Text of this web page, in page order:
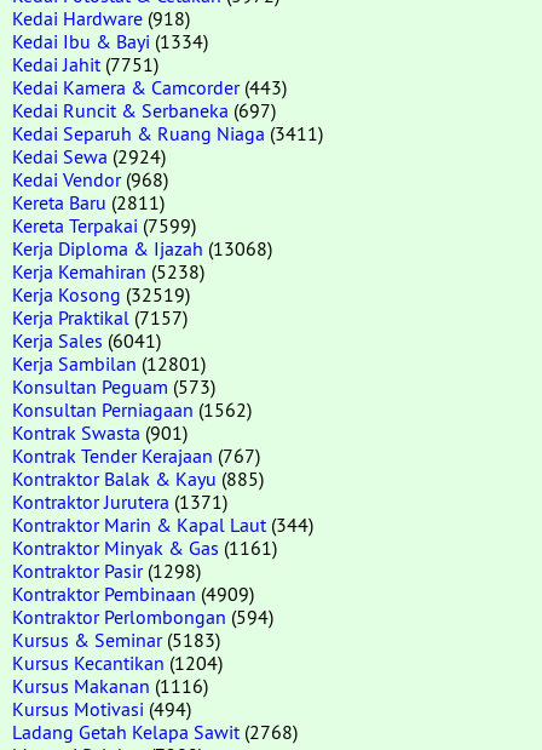
Kedai Hardware (918)
Kedai Ibu & Bayi (1334)
Kedai Jahit (7751)
Kedai Kamera & Camcorder(443)
Kedai Runcit & Serbaneka (697)
Kedai Separuh & Ruang Niaga (3411)
Kedai Sewa (2924)
Kedai Vendor(968)
Kereta Baru (2811)
Kereta Terpakai (7599)
Kerja Diploma & Ijazah (13068)
Kerja Kemahiran (5238)
Kerja Kosong (32519)
Kerja Praktikal (7157)
Kerja Sales (6041)
Kerja Sambilan (12801)
Konsultan Peguam (573)
Konsultan Perniagaan (1562)
Kontrak Swasta (901)
Kontrak Tender Kerajaan (767)
Kontraktor Balak & Kayu (885)
Kontraktor Jurutera (1371)
Kontraktor Marin & Kapal Laut (344)
Kontraktor Minyak & Gas (1161)
Kontraktor Pasir(1298)
Kontraktor Pembinaan (4909)
Kontraktor Perlombongan (594)
Kursus & Seminar(5183)
Kursus Kecantikan (1204)
Kursus Makanan (1116)
Kursus Motivasi (494)
Ladang Getah Kelapa Sawit (2768)